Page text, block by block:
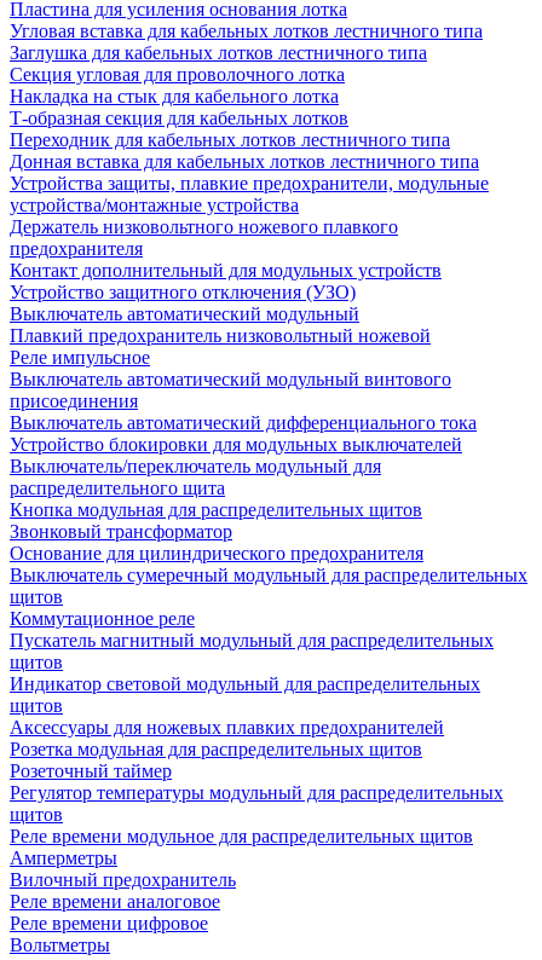
Пластина для усиления основания лотка
Угловая вставка для кабельных лотков лестничного типа
Заглушка для кабельных лотков лестничного типа
Секция угловая для проволочного лотка
Накладка на стык для кабельного лотка
Т-образная секция для кабельных лотков
Переходник для кабельных лотков лестничного типа
Донная вставка для кабельных лотков лестничного типа
Устройства защиты, плавкие предохранители, модульные
устройства/монтажные устройства
Держатель низковольтного ножевого плавкого
предохранителя
Контакт дополнительный для модульных устройств
Устройство защитного отключения (УЗО)
Выключатель автоматический модульный
Плавкий предохранитель низковольтный ножевой
Реле импульсное
Выключатель автоматический модульный винтового
присоединения
Выключатель автоматический дифференциального тока
Устройство блокировки для модульных выключателей
Выключатель/переключатель модульный для
распределительного щита
Кнопка модульная для распределительных щитов
Звонковый трансформатор
Основание для цилиндрического предохранителя
Выключатель сумеречный модульный для распределительных
щитов
Коммутационное реле
Пускатель магнитный модульный для распределительных
щитов
Индикатор световой модульный для распределительных
щитов
Аксессуары для ножевых плавких предохранителей
Розетка модульная для распределительных щитов
Розеточный таймер
Регулятор температуры модульный для распределительных
щитов
Реле времени модульное для распределительных щитов
Амперметры
Вилочный предохранитель
Реле времени аналоговое
Реле времени цифровое
Вольтметры